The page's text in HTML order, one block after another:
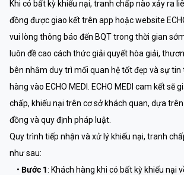
Khi có bất kỳ khiếu nại, tranh chấp nào xảy ra
đồng được giao kết trên app hoặc website
vui lòng thông báo đến BQT trong thời gian
luôn đề cao cách thức giải quyết hòa giải,
bên nhằm duy trì mối quan hệ tốt đẹp và sự
hàng vào ECHO MEDI. ECHO MEDI cam kết sẽ
chấp, khiếu nại trên cơ sở khách quan, dựa
đồng và quy định pháp luật.
Quy trình tiếp nhận và xử lý khiếu nại, tranh
như sau:
• Bước 1: Khách hàng khi có bất kỳ khiếu nại